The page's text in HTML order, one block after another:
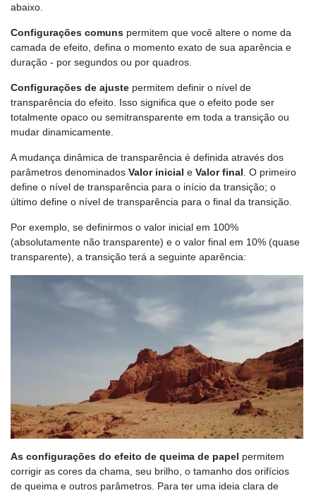
abaixo.
Сonfigurações comuns permitem que você altere o nome da
camada de efeito, defina o momento exato de sua aparência e
duração - por segundos ou por quadros.
Configurações de ajuste permitem definir o nível de
transparência do efeito. Isso significa que o efeito pode ser
totalmente opaco ou semitransparente em toda a transição ou
mudar dinamicamente.
A mudança dinâmica de transparência é definida através dos
parâmetros denominados Valor inicial e Valor final . O primeiro
define o nível de transparência para o início da transição; o
último define o nível de transparência para o final da transição.
Por exemplo, se definirmos o valor inicial em 100%
(absolutamente não transparente) e o valor final em 10% (quase
transparente), a transição terá a seguinte aparência:
As configurações do efeito de queima de papel permitem
corrigir as cores da chama, seu brilho, o tamanho dos orifícios
de queima e outros parâmetros. Para ter uma ideia clara de